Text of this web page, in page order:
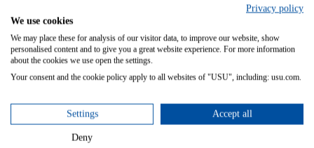
55 % sehen
Kosten schwer
kontrollierbar
Nutzungs- oder
Lizenzmodelle
machen Kosten
schwer planbar,
besonders wenn
Privacy policy
We use cookies
We may place these for analysis of our visitor data, to improve our website, show
personalised content and to give you a great website experience. For more information
about the cookies we use open the settings.
Your consent and the cookie policy apply to all websites of "USU", including: usu.com.
Settings Accept all
Deny